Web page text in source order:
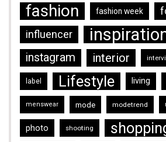
fashion fashion week
influencer
instagram
interior
label Lifestyle living
menswear mode modetrend
photo shooting